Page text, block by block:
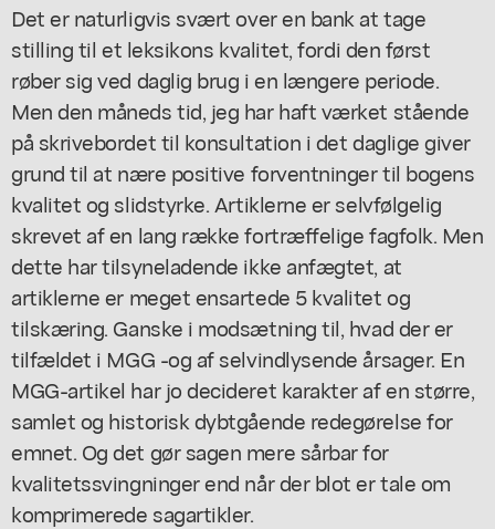
Det er naturligvis svært over en bank at tage
stilling til et leksikons kvalitet, fordi den først
røber sig ved daglig brug i en længere periode.
Men den måneds tid, jeg har haft værket stående
på skrivebordet til konsultation i det daglige giver
grund til at nære positive forventninger til bogens
kvalitet og slidstyrke. Artiklerne er selvfølgelig
skrevet af en lang række fortræffelige fagfolk. Men
dette har tilsyneladende ikke anfægtet, at
artiklerne er meget ensartede 5 kvalitet og
tilskæring. Ganske i modsætning til, hvad der er
tilfældet i MGG -og af selvindlysende årsager. En
MGG-artikel har jo decideret karakter af en større,
samlet og historisk dybtgående redegørelse for
emnet. Og det gør sagen mere sårbar for
kvalitetssvingninger end når der blot er tale om
komprimerede sagartikler.